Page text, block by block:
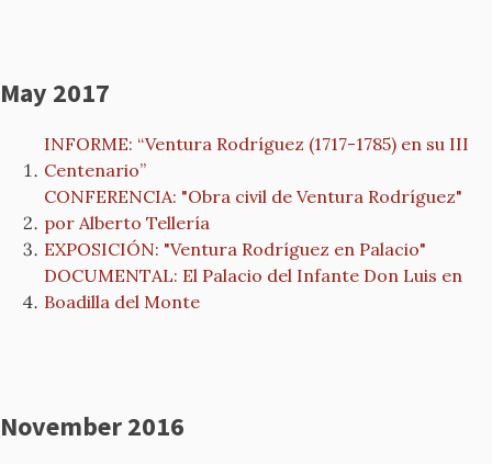
May 2017
INFORME: “Ventura Rodríguez (1717-1785) en su III
Centenario”
CONFERENCIA: "Obra civil de Ventura Rodríguez"
por Alberto Tellería
EXPOSICIÓN: "Ventura Rodríguez en Palacio"
DOCUMENTAL: El Palacio del Infante Don Luis en
Boadilla del Monte
November 2016